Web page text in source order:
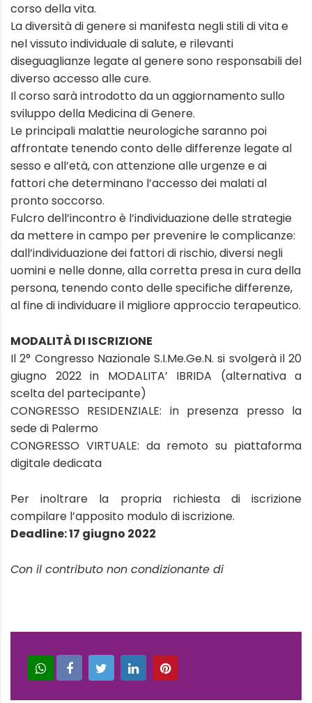
corso della vita.
La diversità di genere si manifesta negli stili di vita e
nel vissuto individuale di salute, e rilevanti
diseguaglianze legate al genere sono responsabili del
diverso accesso alle cure.
Il corso sarà introdotto da un aggiornamento sullo
sviluppo della Medicina di Genere.
Le principali malattie neurologiche saranno poi
affrontate tenendo conto delle differenze legate al
sesso e all’età, con attenzione alle urgenze e ai
fattori che determinano l’accesso dei malati al
pronto soccorso.
Fulcro dell’incontro è l’individuazione delle strategie
da mettere in campo per prevenire le complicanze:
dall’individuazione dei fattori di rischio, diversi negli
uomini e nelle donne, alla corretta presa in cura della
persona, tenendo conto delle specifiche differenze,
al fine di individuare il migliore approccio terapeutico.
MODALITÀ DI ISCRIZIONE
Il 2° Congresso Nazionale S.I.Me.Ge.N. si svolgerà il 20
giugno 2022 in MODALITA’ IBRIDA (alternativa a
scelta del partecipante)
CONGRESSO RESIDENZIALE: in presenza presso la
sede di Palermo
CONGRESSO VIRTUALE: da remoto su piattaforma
digitale dedicata
Per inoltrare la propria richiesta di iscrizione
compilare l’apposito modulo di iscrizione.
Deadline: 17 giugno 2022
Con il contributo non condizionante di